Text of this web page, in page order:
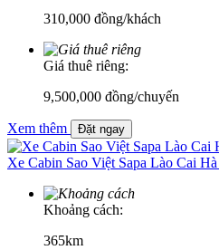
310,000 đồng/khách
Giá thuê riêng:
9,500,000 đồng/chuyến
Xem thêm Đặt ngay
Xe Cabin Sao Việt Sapa Lào Cai
Khoảng cách:
365km